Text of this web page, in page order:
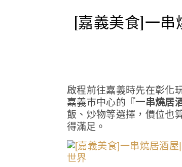
[嘉義美食]一
啟程前往嘉義時先在彰化
嘉義市中心的『一串燒居
飯、炒物等選擇，價位也
得滿足。